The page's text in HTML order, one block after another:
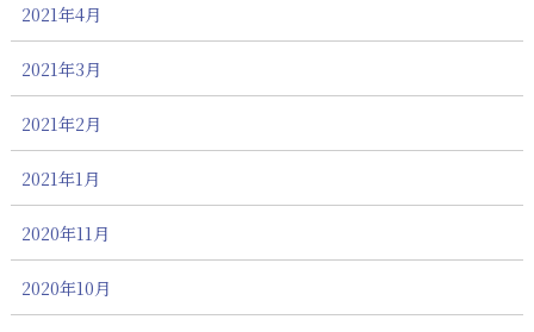
2021年4月
2021年3月
2021年2月
2021年1月
2020年11月
2020年10月